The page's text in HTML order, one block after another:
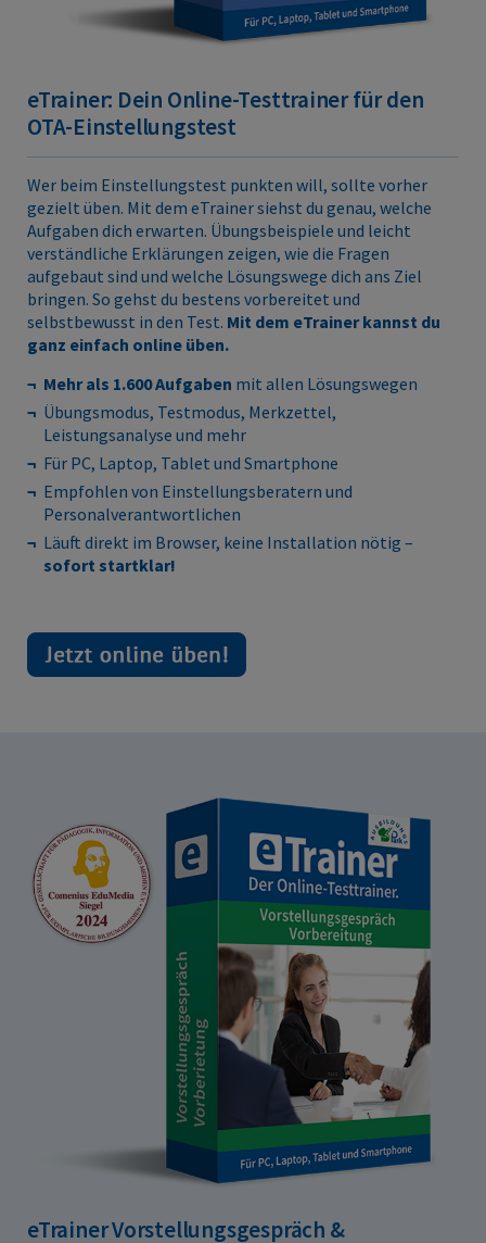
eTrainer: Dein Online-Testtrainer für den
OTA-Einstellungstest
Wer beim Einstellungstest punkten will, sollte vorher
gezielt üben. Mit dem eTrainer siehst du genau, welche
Aufgaben dich erwarten. Übungsbeispiele und leicht
verständliche Erklärungen zeigen, wie die Fragen
aufgebaut sind und welche Lösungswege dich ans Ziel
bringen. So gehst du bestens vorbereitet und
selbstbewusst in den Test. Mit dem eTrainer kannst du
ganz einfach online üben.
Mehr als 1.600 Aufgaben mit allen Lösungswegen
Übungsmodus, Testmodus, Merkzettel,
Leistungsanalyse und mehr
Für PC, Laptop, Tablet und Smartphone
Empfohlen von Einstellungsberatern und
Personalverantwortlichen
Läuft direkt im Browser, keine Installation nötig –
sofort startklar!
eTrainer Vorstellungsgespräch &